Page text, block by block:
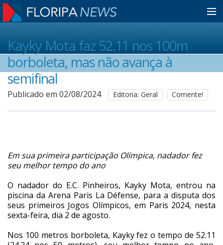
Home
Notícias
Anuncie
Cinema
Kayky Mota faz 52.11 nos 100m
borboleta, mas não avança à
semifinal
Publicado em 02/08/2024 Editoria: Geral Comente!
Em sua primeira participação Olímpica, nadador fez
seu melhor tempo do ano
O nadador do E.C. Pinheiros, Kayky Mota, entrou na
piscina da Arena Paris La Défense, para a disputa dos
seus primeiros Jogos Olímpicos, em Paris 2024, nesta
sexta-feira, dia 2 de agosto.
Nos 100 metros borboleta, Kayky fez o tempo de 52.11